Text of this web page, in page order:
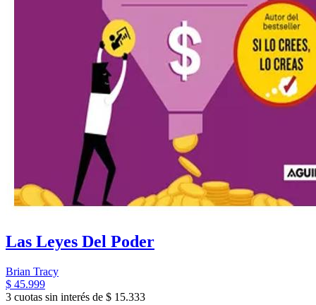
Las Leyes Del Poder
Brian Tracy
$ 45.999
3 cuotas sin interés de $ 15.333